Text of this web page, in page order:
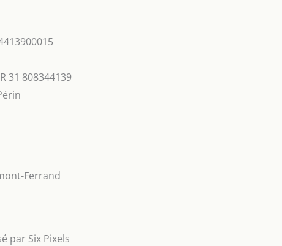
31 808344139
Ferrand
par Six Pixels